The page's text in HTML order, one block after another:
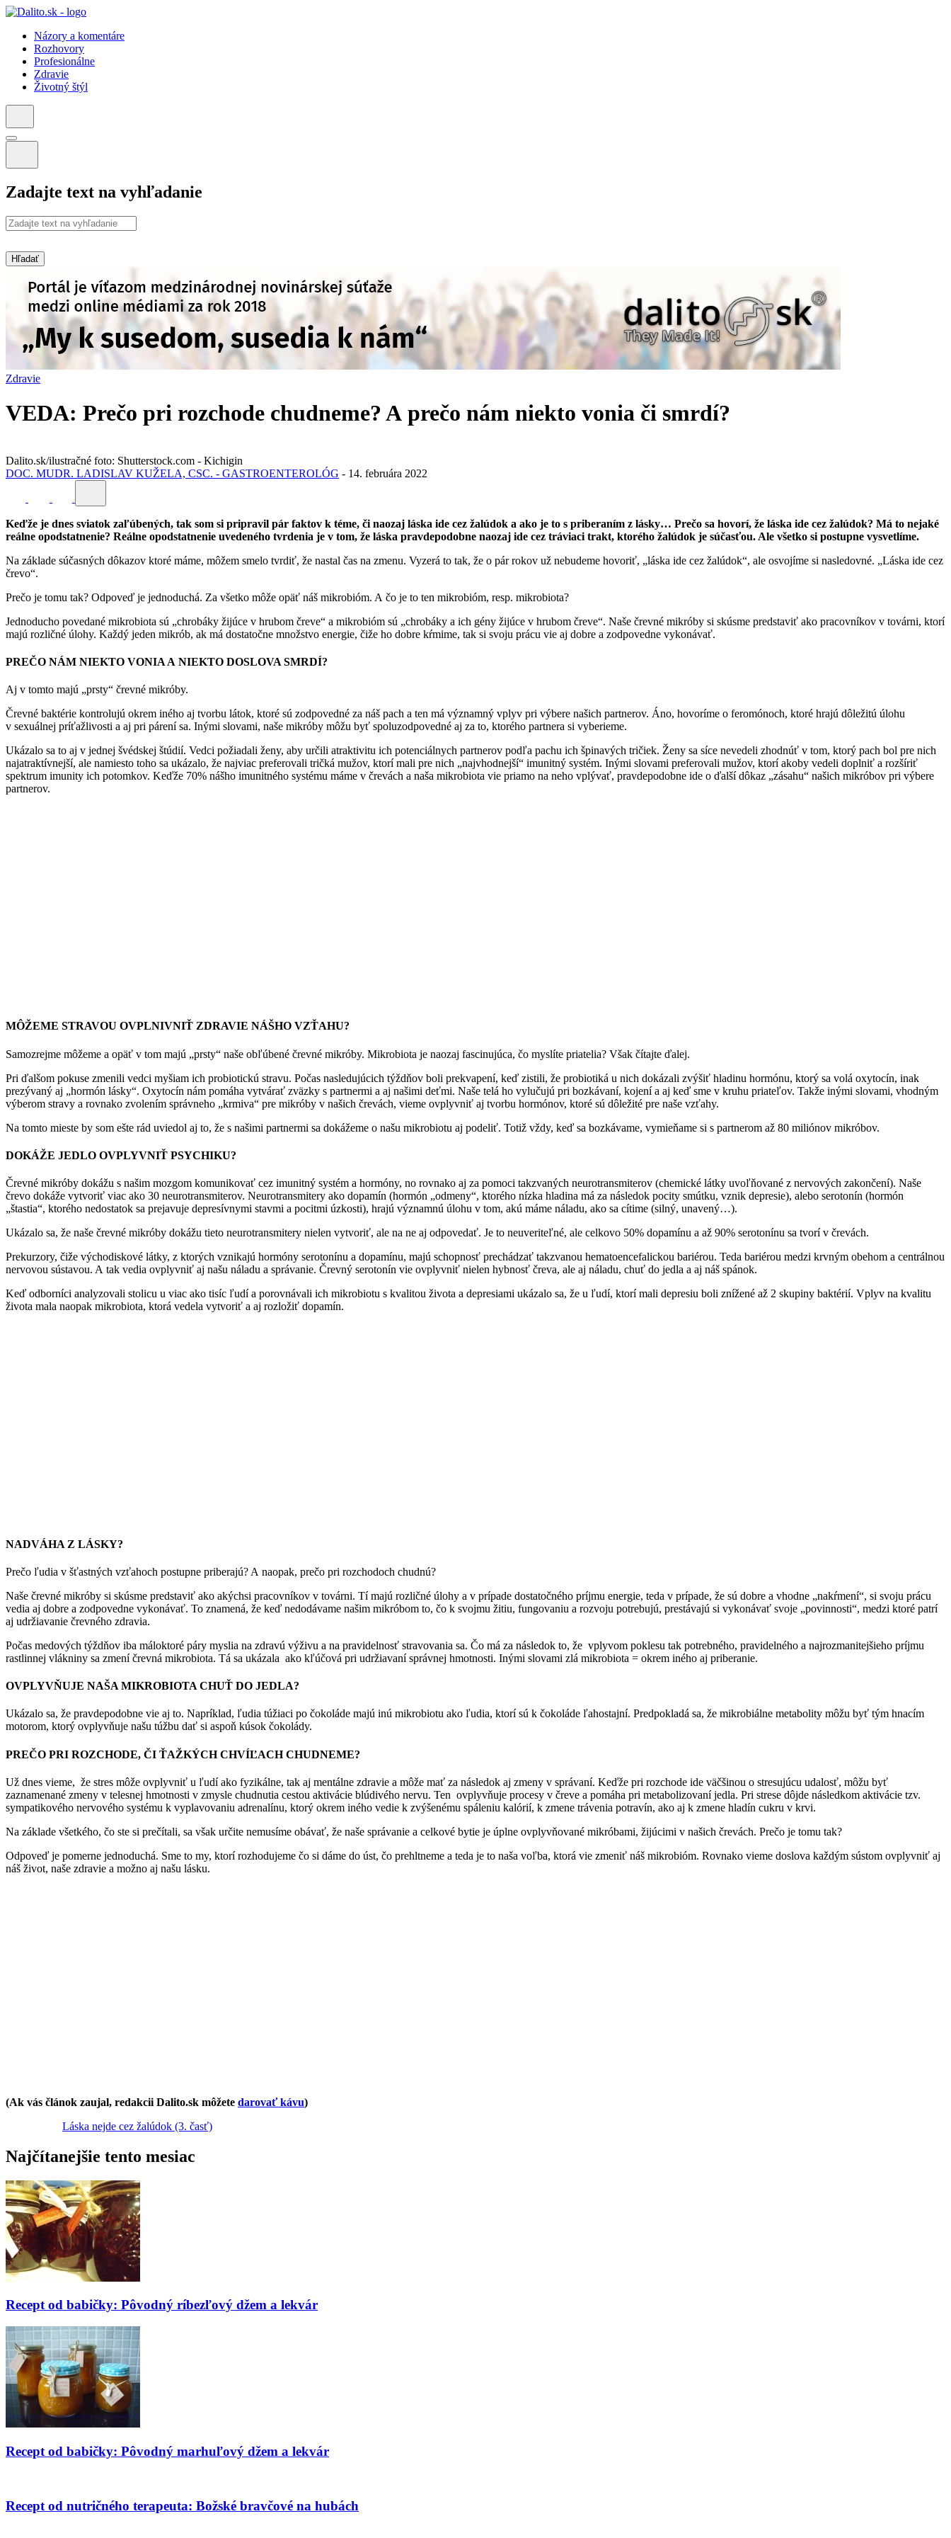
Názory a komentáre
Rozhovory
Profesionálne
Zdravie
Životný štýl
Zadajte text na vyhľadanie
Hľadať
Zdravie
VEDA: Prečo pri rozchode chudneme? A prečo nám niekto vonia či smrdí?
Dalito.sk/ilustračné foto: Shutterstock.com - Kichigin
DOC. MUDR. LADISLAV KUŽELA, CSC. - GASTROENTEROLÓG - 14. februára 2022
Keďže je dnes sviatok zaľúbených, tak som si pripravil pár faktov k téme, či naozaj láska ide cez žalúdok a ako je to s priberaním z lásky… Prečo sa hovorí, že láska ide cez žalúdok? Má to nejaké
reálne opodstatnenie? Reálne opodstatnenie uvedeného tvrdenia je v tom, že láska pravdepodobne naozaj ide cez tráviaci trakt, ktorého žalúdok je súčasťou. Ale všetko si postupne vysvetlíme.
Na základe súčasných dôkazov ktoré máme, môžem smelo tvrdiť, že nastal čas na zmenu. Vyzerá to tak, že o pár rokov už nebudeme hovoriť, „láska ide cez žalúdok“, ale osvojíme si nasledovné. „Láska ide cez
črevo“.
Prečo je tomu tak? Odpoveď je jednoduchá. Za všetko môže opäť náš mikrobióm. A čo je to ten mikrobióm, resp. mikrobiota?
Jednoducho povedané mikrobiota sú „chrobáky žijúce v hrubom čreve“ a mikrobióm sú „chrobáky a ich gény žijúce v hrubom čreve“. Naše črevné mikróby si skúsme predstaviť ako pracovníkov v továrni, ktorí
majú rozličné úlohy. Každý jeden mikrób, ak má dostatočne množstvo energie, čiže ho dobre kŕmime, tak si svoju prácu vie aj dobre a zodpovedne vykonávať.
PREČO NÁM NIEKTO VONIA A NIEKTO DOSLOVA SMRDÍ?
Aj v tomto majú „prsty“ črevné mikróby.
Črevné baktérie kontrolujú okrem iného aj tvorbu látok, ktoré sú zodpovedné za náš pach a ten má významný vplyv pri výbere našich partnerov. Áno, hovoríme o feromónoch, ktoré hrajú dôležitú úlohu
v sexuálnej príťažlivosti a aj pri párení sa. Inými slovami, naše mikróby môžu byť spoluzodpovedné aj za to, ktorého partnera si vyberieme.
Ukázalo sa to aj v jednej švédskej štúdií. Vedci požiadali ženy, aby určili atraktivitu ich potenciálnych partnerov podľa pachu ich špinavých tričiek. Ženy sa síce nevedeli zhodnúť v tom, ktorý pach bol pre nich
najatraktívnejší, ale namiesto toho sa ukázalo, že najviac preferovali tričká mužov, ktorí mali pre nich „najvhodnejší“ imunitný systém. Inými slovami preferovali mužov, ktorí akoby vedeli doplniť a rozšíriť
spektrum imunity ich potomkov. Keďže 70% nášho imunitného systému máme v črevách a naša mikrobiota vie priamo na neho vplývať, pravdepodobne ide o ďalší dôkaz „zásahu“ našich mikróbov pri výbere
partnerov.
MÔŽEME STRAVOU OVPLNIVNIŤ ZDRAVIE NÁŠHO VZŤAHU?
Samozrejme môžeme a opäť v tom majú „prsty“ naše obľúbené črevné mikróby. Mikrobiota je naozaj fascinujúca, čo myslíte priatelia? Však čítajte ďalej.
Pri ďalšom pokuse zmenili vedci myšiam ich probiotickú stravu. Počas nasledujúcich týždňov boli prekvapení, keď zistili, že probiotiká u nich dokázali zvýšiť hladinu hormónu, ktorý sa volá oxytocín, inak
prezývaný aj „hormón lásky“. Oxytocín nám pomáha vytvárať zväzky s partnermi a aj našimi deťmi. Naše telá ho vylučujú pri bozkávaní, kojení a aj keď sme v kruhu priateľov. Takže inými slovami, vhodným
výberom stravy a rovnako zvolením správneho „krmiva“ pre mikróby v našich črevách, vieme ovplyvniť aj tvorbu hormónov, ktoré sú dôležité pre naše vzťahy.
Na tomto mieste by som ešte rád uviedol aj to, že s našimi partnermi sa dokážeme o našu mikrobiotu aj podeliť. Totiž vždy, keď sa bozkávame, vymieňame si s partnerom až 80 miliónov mikróbov.
DOKÁŽE JEDLO OVPLYVNIŤ PSYCHIKU?
Črevné mikróby dokážu s našim mozgom komunikovať cez imunitný systém a hormóny, no rovnako aj za pomoci takzvaných neurotransmiterov (chemické látky uvoľňované z nervových zakončení). Naše
črevo dokáže vytvoriť viac ako 30 neurotransmiterov. Neurotransmitery ako dopamín (hormón „odmeny“, ktorého nízka hladina má za následok pocity smútku, vznik depresie), alebo serotonín (hormón
„štastia“, ktorého nedostatok sa prejavuje depresívnymi stavmi a pocitmi úzkosti), hrajú významnú úlohu v tom, akú máme náladu, ako sa cítime (silný, unavený…).
Ukázalo sa, že naše črevné mikróby dokážu tieto neurotransmitery nielen vytvoriť, ale na ne aj odpovedať. Je to neuveriteľné, ale celkovo 50% dopamínu a až 90% serotonínu sa tvorí v črevách.
Prekurzory, čiže východiskové látky, z ktorých vznikajú hormóny serotonínu a dopamínu, majú schopnosť prechádzať takzvanou hematoencefalickou bariérou. Teda bariérou medzi krvným obehom a centrálnou
nervovou sústavou. A tak vedia ovplyvniť aj našu náladu a správanie. Črevný serotonín vie ovplyvniť nielen hybnosť čreva, ale aj náladu, chuť do jedla a aj náš spánok.
Keď odborníci analyzovali stolicu u viac ako tisíc ľudí a porovnávali ich mikrobiotu s kvalitou života a depresiami ukázalo sa, že u ľudí, ktorí mali depresiu boli znížené až 2 skupiny baktérií. Vplyv na kvalitu
života mala naopak mikrobiota, ktorá vedela vytvoriť a aj rozložiť dopamín.
NADVÁHA Z LÁSKY?
Prečo ľudia v šťastných vzťahoch postupne priberajú? A naopak, prečo pri rozchodoch chudnú?
Naše črevné mikróby si skúsme predstaviť ako akýchsi pracovníkov v továrni. Tí majú rozličné úlohy a v prípade dostatočného príjmu energie, teda v prípade, že sú dobre a vhodne „nakŕmení“, si svoju prácu
vedia aj dobre a zodpovedne vykonávať. To znamená, že keď nedodávame našim mikróbom to, čo k svojmu žitiu, fungovaniu a rozvoju potrebujú, prestávajú si vykonávať svoje „povinnosti“, medzi ktoré patrí
aj udržiavanie črevného zdravia.
Počas medových týždňov iba máloktoré páry myslia na zdravú výživu a na pravidelnosť stravovania sa. Čo má za následok to, že vplyvom poklesu tak potrebného, pravidelného a najrozmanitejšieho príjmu
rastlinnej vlákniny sa zmení črevná mikrobiota. Tá sa ukázala ako kľúčová pri udržiavaní správnej hmotnosti. Inými slovami zlá mikrobiota = okrem iného aj priberanie.
OVPLYVŇUJE NAŠA MIKROBIOTA CHUŤ DO JEDLA?
Ukázalo sa, že pravdepodobne vie aj to. Napríklad, ľudia túžiaci po čokoláde majú inú mikrobiotu ako ľudia, ktorí sú k čokoláde ľahostajní. Predpokladá sa, že mikrobiálne metabolity môžu byť tým hnacím
motorom, ktorý ovplyvňuje našu túžbu dať si aspoň kúsok čokolády.
PREČO PRI ROZCHODE, ČI ŤAŽKÝCH CHVÍĽACH CHUDNEME?
Už dnes vieme, že stres môže ovplyvniť u ľudí ako fyzikálne, tak aj mentálne zdravie a môže mať za následok aj zmeny v správaní. Keďže pri rozchode ide väčšinou o stresujúcu udalosť, môžu byť
zaznamenané zmeny v telesnej hmotnosti v zmysle chudnutia cestou aktivácie blúdivého nervu. Ten ovplyvňuje procesy v čreve a pomáha pri metabolizovaní jedla. Pri strese dôjde následkom aktivácie tzv.
sympatikového nervového systému k vyplavovaniu adrenalínu, ktorý okrem iného vedie k zvýšenému spáleniu kalórií, k zmene trávenia potravín, ako aj k zmene hladín cukru v krvi.
Na základe všetkého, čo ste si prečítali, sa však určite nemusíme obávať, že naše správanie a celkové bytie je úplne ovplyvňované mikróbami, žijúcimi v našich črevách. Prečo je tomu tak?
Odpoveď je pomerne jednoduchá. Sme to my, ktorí rozhodujeme čo si dáme do úst, čo prehltneme a teda je to naša voľba, ktorá vie zmeniť náš mikrobióm. Rovnako vieme doslova každým sústom ovplyvniť aj
náš život, naše zdravie a možno aj našu lásku.
(Ak vás článok zaujal, redakcii Dalito.sk môžete darovať kávu)
Láska nejde cez žalúdok (3. časť)
Najčítanejšie tento mesiac
Recept od babičky: Pôvodný ríbezľový džem a lekvár
Recept od babičky: Pôvodný marhuľový džem a lekvár
Recept od nutričného terapeuta: Božské bravčové na hubách